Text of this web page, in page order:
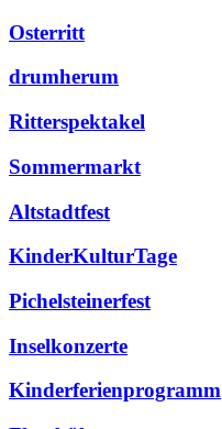
Osterritt
drumherum
Ritterspektakel
Sommermarkt
Altstadtfest
KinderKulturTage
Pichelsteinerfest
Inselkonzerte
Kinderferienprogramm